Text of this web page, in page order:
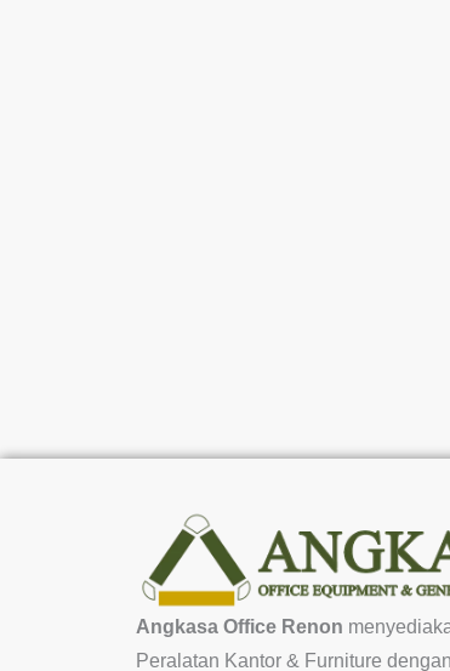
Angkasa Office Renon
Peralatan Kantor & Furniture